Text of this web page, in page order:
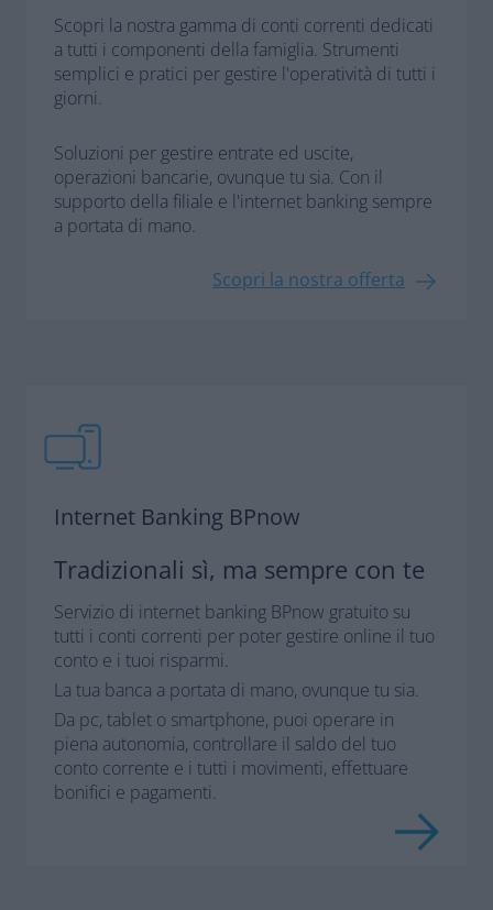
Scopri la nostra gamma di conti correnti dedicati
a tutti i componenti della famiglia. Strumenti
semplici e pratici per gestire l'operatività di tutti i
giorni.
Soluzioni per gestire entrate ed uscite,
operazioni bancarie, ovunque tu sia. Con il
supporto della filiale e l'internet banking sempre
a portata di mano.
Scopri la nostra offerta
Internet Banking BPnow
Tradizionali sì, ma sempre con te
Servizio di internet banking BPnow gratuito su
tutti i conti correnti per poter gestire online il tuo
conto e i tuoi risparmi.
La tua banca a portata di mano, ovunque tu sia.
Da pc, tablet o smartphone, puoi operare in
piena autonomia, controllare il saldo del tuo
conto corrente e i tutti i movimenti, effettuare
bonifici e pagamenti.